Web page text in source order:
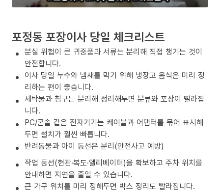
포정동 포장이사 당일 체크리스트
분실 위험이 큰 귀중품과 서류는 분리해 직접 챙기는 것이
안전합니다.
이사 당일 누수와 냄새를 막기 위해 냉장고 음식은 미리 정
리하는 편이 좋습니다.
세탁물과 침구는 분리해 정리해두면 분류와 포장이 빨라집
니다.
PC/콘솔 같은 전자기기는 케이블과 어댑터를 묶어 표시해
두면 설치가 훨씬 빠릅니다.
반려동물과 아이 동선은 분리(안전사고 예방)
작업 동선(현관·복도·엘리베이터)을 확보하고 주차 위치를
안내하면 지연을 줄일 수 있습니다.
큰 가구 위치를 미리 정해두면 박스 정리도 빨라집니다.